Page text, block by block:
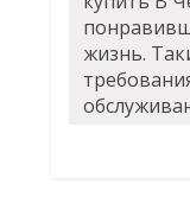
жизнь.